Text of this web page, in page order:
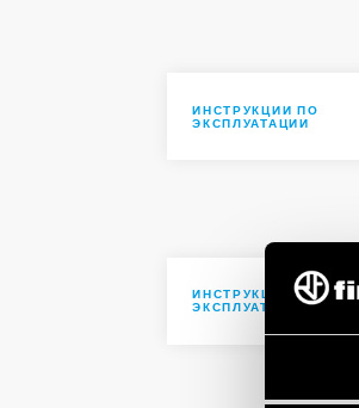
ИНСТРУКЦИИ ПО
ЭКСПЛУАТАЦИИ
ИНСТРУКЦИИ ПО
ЭКСПЛУАТАЦИИ